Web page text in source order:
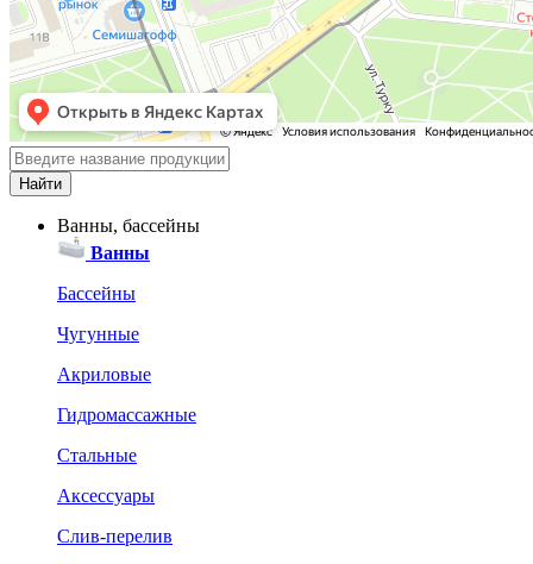
Ванны, бассейны
Ванны
Бассейны
Чугунные
Акриловые
Гидромассажные
Стальные
Аксессуары
Слив-перелив